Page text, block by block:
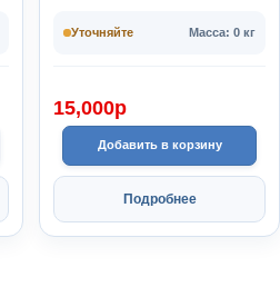
Уточняйте Масса: 0 кг
15,000p
Добавить в корзину
Подробнее